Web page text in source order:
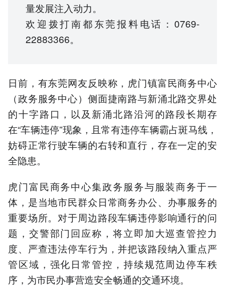
量发展注入动力。
欢迎拨打南都东莞报料电话：0769-
22883366。
日前，有东莞网友反映称，虎门镇富民商务中心
（政务服务中心）侧面捷南路与新涌北路交界处
的十字路口，以及新涌北路沿河的路段长期存
在“车辆违停”现象，且常有违停车辆霸占斑马线，
妨碍正常行驶车辆的右转和直行，存在一定的安
全隐患。
虎门富民商务中心集政务服务与服装商务于一
体，是当地市民群众日常商务办公、办事服务的
重要场所。对于周边路段车辆违停影响通行的问
题，交警部门回应称，将立即加大巡查管控力
度、严查违法停车行为，并把该路段纳入重点严
管区域，强化日常管控，持续规范周边停车秩
序，为市民办事营造安全畅通的交通环境。